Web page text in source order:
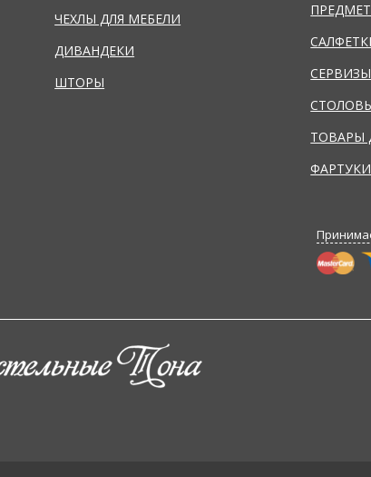
ЧЕХЛЫ ДЛЯ МЕБЕЛИ
ДИВАНДЕКИ
ШТОРЫ
ТОВАРЫ
ФАРТУКИ